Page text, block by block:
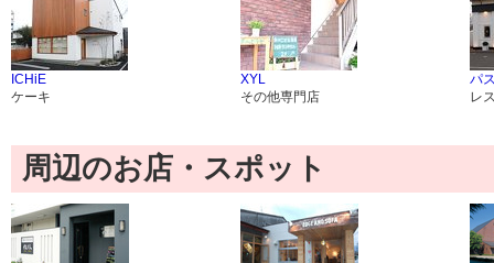
ICHiE
ケーキ
XYL
その他専門店
パ
レ
周辺のお店・スポット